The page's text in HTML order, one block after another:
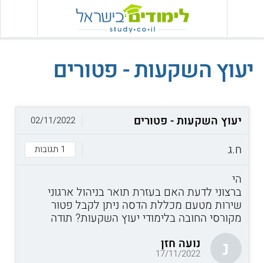
יעוץ השקעות - פטורים
יעוץ השקעות - פטורים
ח.ג
1 תגובות
02/11/2022
הי
ברצוני לדעת האם בעזרת תואר בניהול ארגוני
שירות מטעם מכללת הדסה ניתן לקבל פטור
מקורסי החובה בלימודי יעוץ השקעות? תודה
נ נועה חזן
17/11/2022